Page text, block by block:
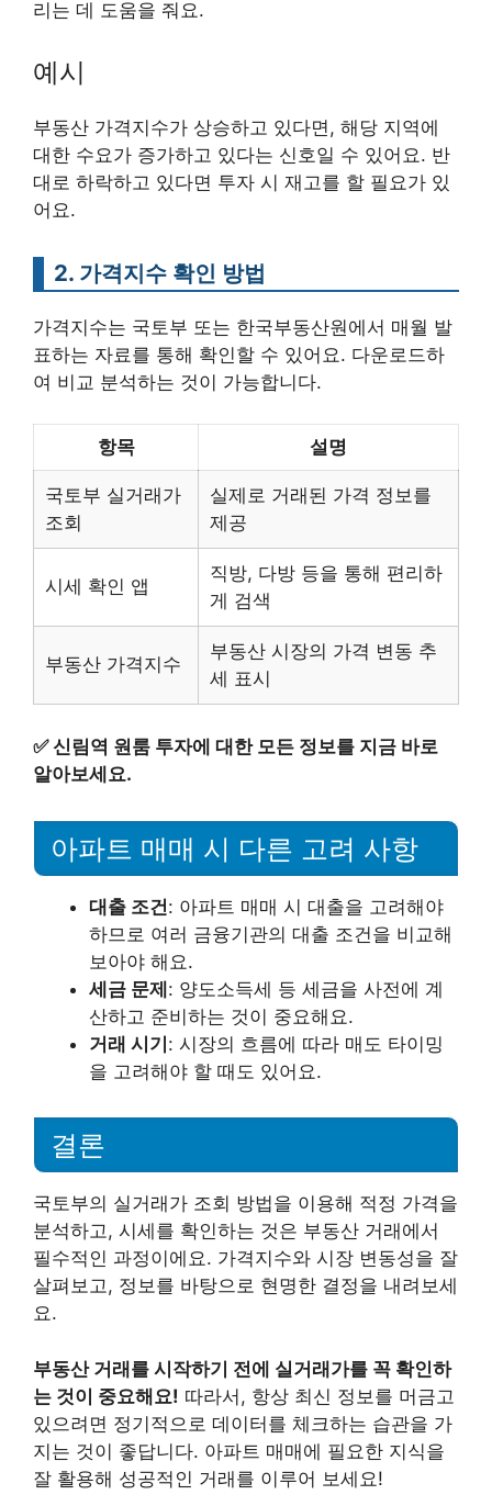
리는 데 도움을 줘요.
예시
부동산 가격지수가 상승하고 있다면, 해당 지역에
대한 수요가 증가하고 있다는 신호일 수 있어요. 반
대로 하락하고 있다면 투자 시 재고를 할 필요가 있
어요.
2. 가격지수 확인 방법
가격지수는 국토부 또는 한국부동산원에서 매월 발
표하는 자료를 통해 확인할 수 있어요. 다운로드하
여 비교 분석하는 것이 가능합니다.
항목 설명
국토부 실거래가
조회
실제로 거래된 가격 정보를
제공
시세 확인 앱
직방, 다방 등을 통해 편리하
게 검색
부동산 가격지수
부동산 시장의 가격 변동 추
세 표시
✅신림역 원룸 투자에 대한 모든 정보를 지금 바로
알아보세요.
아파트 매매 시 다른 고려 사항
대출 조건: 아파트 매매 시 대출을 고려해야
하므로 여러 금융기관의 대출 조건을 비교해
보아야 해요.
세금 문제: 양도소득세 등 세금을 사전에 계
산하고 준비하는 것이 중요해요.
거래 시기: 시장의 흐름에 따라 매도 타이밍
을 고려해야 할 때도 있어요.
결론
국토부의 실거래가 조회 방법을 이용해 적정 가격을
분석하고, 시세를 확인하는 것은 부동산 거래에서
필수적인 과정이에요. 가격지수와 시장 변동성을 잘
살펴보고, 정보를 바탕으로 현명한 결정을 내려보세
요.
부동산 거래를 시작하기 전에 실거래가를 꼭 확인하
는 것이 중요해요! 따라서, 항상 최신 정보를 머금고
있으려면 정기적으로 데이터를 체크하는 습관을 가
지는 것이 좋답니다. 아파트 매매에 필요한 지식을
잘 활용해 성공적인 거래를 이루어 보세요!